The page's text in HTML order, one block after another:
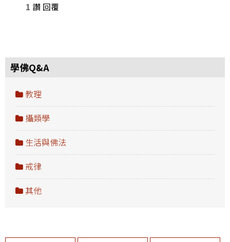
1 讚 回覆
學佛Q&A
教理
攝類學
生活與佛法
戒律
其他